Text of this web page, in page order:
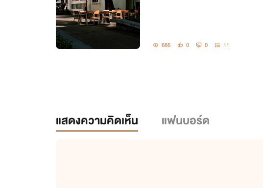
685 0 0 11
แสดงความคิดเห็น แฟนบอร์ด